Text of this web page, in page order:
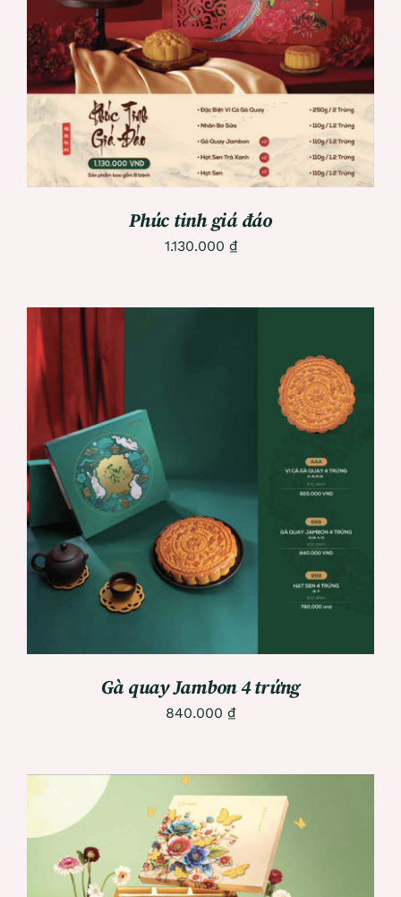
ADD TO CART
/
DETAILS
Phúc tinh giá đáo
1.130.000 ₫
ADD TO CART
DETAILS
Gà quay Jambon 4 trứng
840.000 ₫